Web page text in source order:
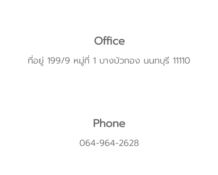
Office
ที่อยู่ 199/9 หมู่ที่ 1 บางบัวทอง นนทบุรี 11110
Phone
064-964-2628